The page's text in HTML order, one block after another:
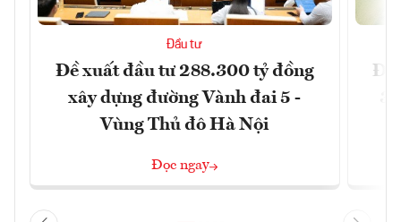
Đầu tư
Đề xuất đầu tư 288.300 tỷ đồng
xây dựng đường Vành đai 5 -
Vùng Thủ đô Hà Nội
Đọc ngay